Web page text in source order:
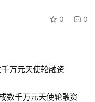
0 0
万元天使轮融资
数千万元天使轮融资